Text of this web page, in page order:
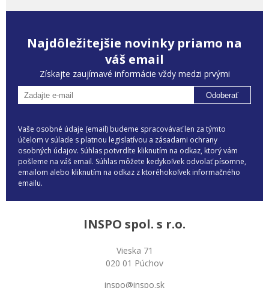
Najdôležitejšie novinky priamo na
váš email
Získajte zaujímavé informácie vždy medzi prvými
Odoberať
Vaše osobné údaje (email) budeme spracovávať len za týmto
účelom v súlade s platnou legislatívou a zásadami ochrany
osobných údajov. Súhlas potvrdíte kliknutím na odkaz, ktorý vám
pošleme na váš email. Súhlas môžete kedykoľvek odvolať písomne,
emailom alebo kliknutím na odkaz z ktoréhokoľvek informačného
emailu.
INSPO spol. s r.o.
Vieska 71
020 01 Púchov
inspo@inspo.sk